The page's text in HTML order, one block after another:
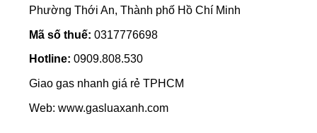
Phường Thới An, Thành phố Hồ Chí Minh
Mã số thuế: 0317776698
Hotline: 0909.808.530
Giao gas nhanh giá rẻ TPHCM
Web: www.gasluaxanh.com